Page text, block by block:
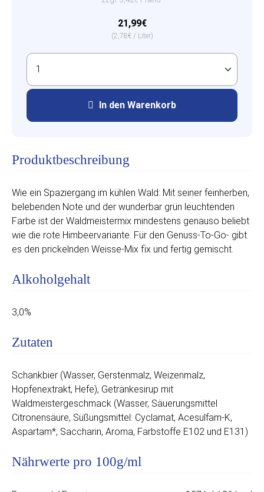
21,99€
(2,78€ / Liter)
In den Warenkorb
Produktbeschreibung
Wie ein Spaziergang im kühlen Wald: Mit seiner feinherben,
belebenden Note und der wunderbar grün leuchtenden
Farbe ist der Waldmeistermix mindestens genauso beliebt
wie die rote Himbeervariante. Für den Genuss-To-Go- gibt
es den prickelnden Weisse-Mix fix und fertig gemischt.
Alkoholgehalt
3,0%
Zutaten
Schankbier (Wasser, Gerstenmalz, Weizenmalz,
Hopfenextrakt, Hefe), Getränkesirup mit
Waldmeistergeschmack (Wasser, Säuerungsmittel
Citronensäure, Süßungsmittel: Cyclamat, Acesulfam-K,
Aspartam*, Saccharin, Aroma, Farbstoffe E102 und E131)
Nährwerte pro 100g/ml